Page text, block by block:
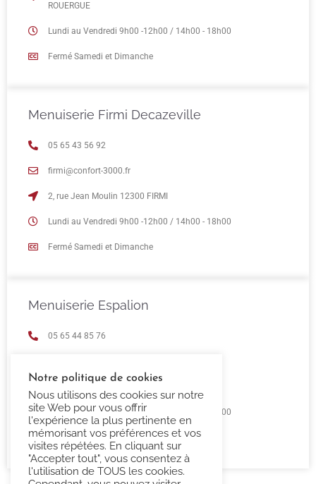
ROUERGUE
Lundi au Vendredi 9h00 -12h00 / 14h00 - 18h00
Fermé Samedi et Dimanche
Menuiserie Firmi Decazeville
05 65 43 56 92
firmi@confort-3000.fr
2, rue Jean Moulin 12300 FIRMI
Lundi au Vendredi 9h00 -12h00 / 14h00 - 18h00
Fermé Samedi et Dimanche
Menuiserie Espalion
05 65 44 85 76
23 Boulevard de Guizard 12500 Espalion
Lundi au Vendredi 9h00 -12h00 / 14h00 - 18h00
Fermé Samedi et Dimanche
Notre politique de cookies
Nous utilisons des cookies sur notre
site Web pour vous offrir
l'expérience la plus pertinente en
mémorisant vos préférences et vos
visites répétées. En cliquant sur
"Accepter tout", vous consentez à
l'utilisation de TOUS les cookies.